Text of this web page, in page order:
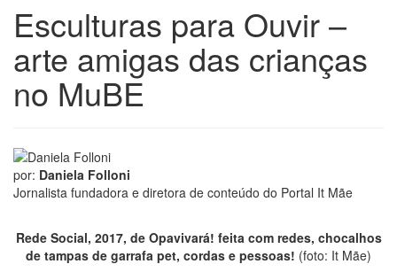
Esculturas para Ouvir –
arte amigas das crianças
no MuBE
por: Daniela Folloni
Jornalista fundadora e diretora de conteúdo do Portal It Mãe
Rede Social, 2017, de Opavivará! feita com redes, chocalhos
de tampas de garrafa pet, cordas e pessoas! (foto: It Mãe)